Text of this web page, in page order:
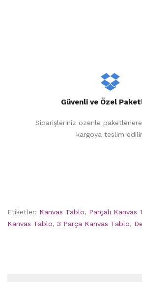
Güvenli ve Özel
Siparişleriniz özenle
kargoya teslim
Etiketler: Kanvas Tablo, Parçalı Kanvas
Kanvas Tablo, 3 Parça Kanvas Tablo,